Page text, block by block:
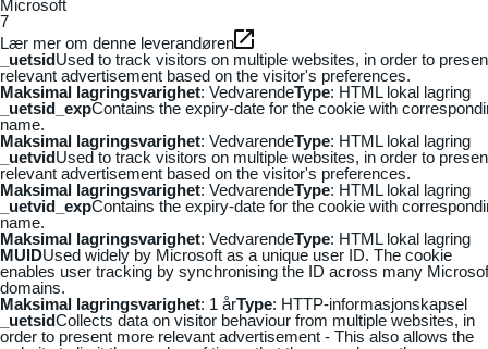
Microsoft
7
Lær mer om denne leverandøren
_uetsidUsed to track visitors on multiple websites, in order to
relevant advertisement based on the visitor's preferences.
Maksimal lagringsvarighet: VedvarendeType: HTML lokal lagring
_uetsid_expContains the expiry-date for the cookie with
name.
Maksimal lagringsvarighet: VedvarendeType: HTML lokal lagring
_uetvidUsed to track visitors on multiple websites, in order to
relevant advertisement based on the visitor's preferences.
Maksimal lagringsvarighet: VedvarendeType: HTML lokal lagring
_uetvid_expContains the expiry-date for the cookie with
name.
Maksimal lagringsvarighet: VedvarendeType: HTML lokal lagring
MUIDUsed widely by Microsoft as a unique user ID. The cookie
enables user tracking by synchronising the ID across many
domains.
Maksimal lagringsvarighet: 1 årType: HTTP-informasjonskapsel
_uetsidCollects data on visitor behaviour from multiple websites, in
order to present more relevant advertisement - This also allows the